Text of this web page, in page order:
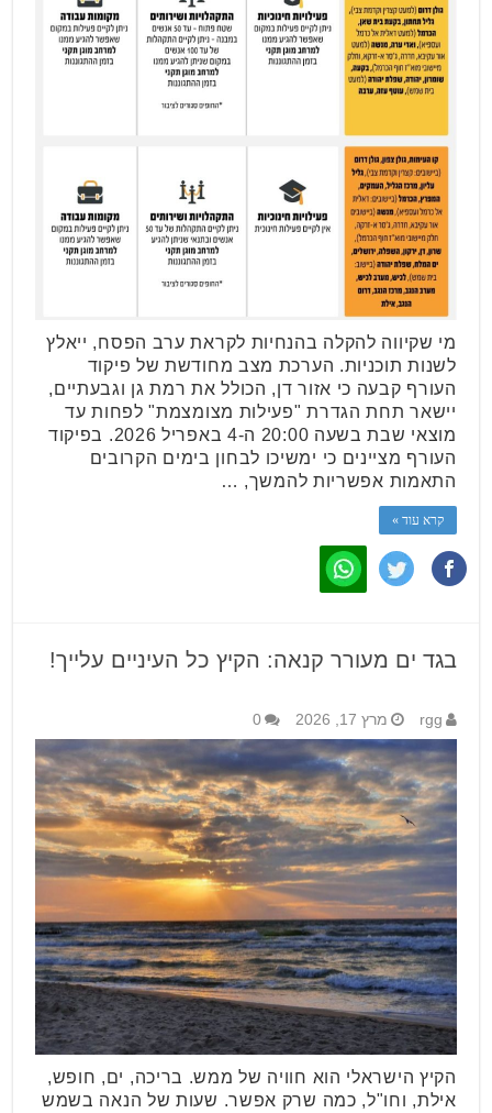
מי שקיווה להקלה בהנחיות לקראת ערב הפסח, ייאלץ
לשנות תוכניות. הערכת מצב מחודשת של פיקוד
העורף קבעה כי אזור דן, הכולל את רמת גן וגבעתיים,
יישאר תחת הגדרת "פעילות מצומצמת" לפחות עד
מוצאי שבת בשעה 20:00 ה-4 באפריל 2026. בפיקוד
העורף מציינים כי ימשיכו לבחון בימים הקרובים
התאמות אפשריות להמשך, …
קרא עוד »
בגד ים מעורר קנאה: הקיץ כל העיניים עלייך!
rgg מרץ 17, 2026 0
הקיץ הישראלי הוא חוויה של ממש. בריכה, ים, חופש,
אילת, וחו"ל, כמה שרק אפשר. שעות של הנאה בשמש